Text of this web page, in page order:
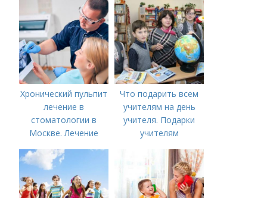
Хронический пульпит
лечение в
стоматологии в
Москве. Лечение
Московской области
Что подарить всем
учителям на день
учителя. Подарки
учителям
день учителя